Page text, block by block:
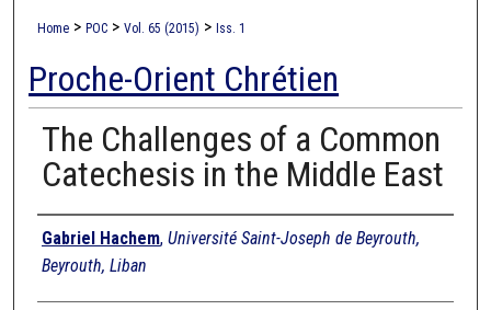
Home > POC > Vol. 65 (2015) > Iss. 1
Proche-Orient Chrétien
The Challenges of a Common
Catechesis in the Middle East
Authors
Gabriel Hachem, Université Saint-Joseph de Beyrouth,
Beyrouth, Liban